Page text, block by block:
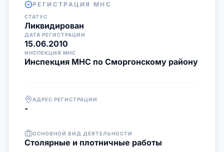
РЕГИСТРАЦИЯ МНС
СТАТУС
Ликвидирован
ДАТА РЕГИСТРАЦИИ
15.06.2010
ИНСПЕКЦИЯ МНС
Инспекция МНС по Сморгонскому району
АДРЕС РЕГИСТРАЦИИ
-
ОСНОВНОЙ ВИД ДЕЯТЕЛЬНОСТИ
Столярные и плотничные работы